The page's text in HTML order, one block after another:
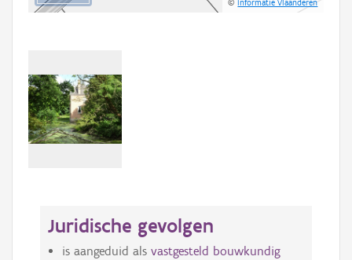
©Informatie Vlaanderen
Juridische gevolgen
is aangeduid als vastgesteld bouwkundig